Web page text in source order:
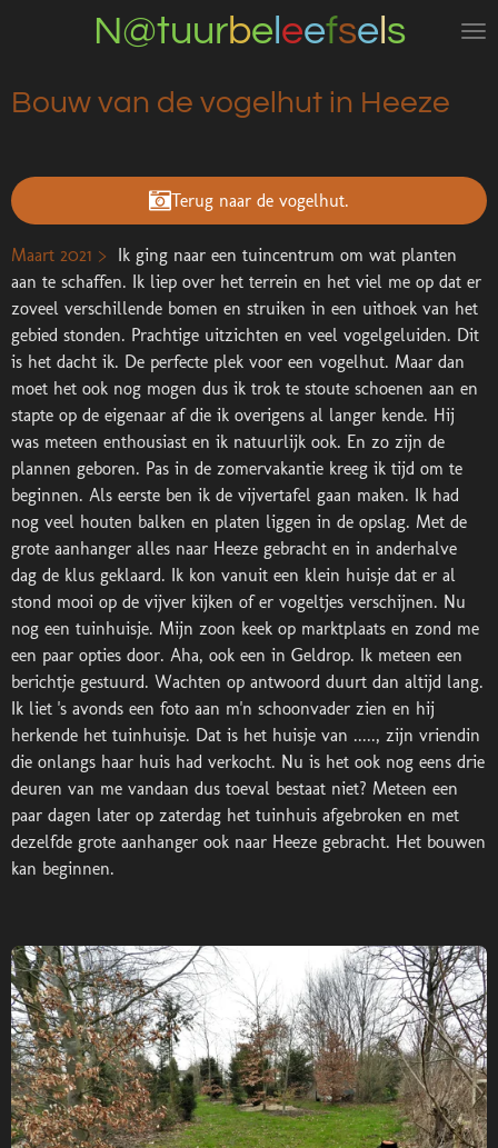
de
N@tuurbe eefse s
Bouw van de vogelhut in Heeze
Terug naar de vogelhut.
Maart 2021 > Ik ging naar een tuincentrum om wat planten
aan te schaffen. Ik liep over het terrein en het viel me op dat er
zoveel verschillende bomen en struiken in een uithoek van het
gebied stonden. Prachtige uitzichten en veel vogelgeluiden. Dit
is het dacht ik. De perfecte plek voor een vogelhut. Maar dan
moet het ook nog mogen dus ik trok te stoute schoenen aan en
stapte op de eigenaar af die ik overigens al langer kende. Hij
was meteen enthousiast en ik natuurlijk ook. En zo zijn de
plannen geboren. Pas in de zomervakantie kreeg ik tijd om te
beginnen. Als eerste ben ik de vijvertafel gaan maken. Ik had
nog veel houten balken en platen liggen in de opslag. Met de
grote aanhanger alles naar Heeze gebracht en in anderhalve
dag de klus geklaard. Ik kon vanuit een klein huisje dat er al
stond mooi op de vijver kijken of er vogeltjes verschijnen. Nu
nog een tuinhuisje. Mijn zoon keek op marktplaats en zond me
een paar opties door. Aha, ook een in Geldrop. Ik meteen een
berichtje gestuurd. Wachten op antwoord duurt dan altijd lang.
Ik liet 's avonds een foto aan m'n schoonvader zien en hij
herkende het tuinhuisje. Dat is het huisje van ....., zijn vriendin
die onlangs haar huis had verkocht. Nu is het ook nog eens drie
deuren van me vandaan dus toeval bestaat niet? Meteen een
paar dagen later op zaterdag het tuinhuis afgebroken en met
dezelfde grote aanhanger ook naar Heeze gebracht. Het bouwen
kan beginnen.